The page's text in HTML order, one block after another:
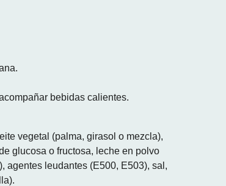
bebidas calientes.
vegetal (palma, girasol o mezcla),
glucosa o fructosa, leche en polvo
agentes leudantes (E500, E503), sal,